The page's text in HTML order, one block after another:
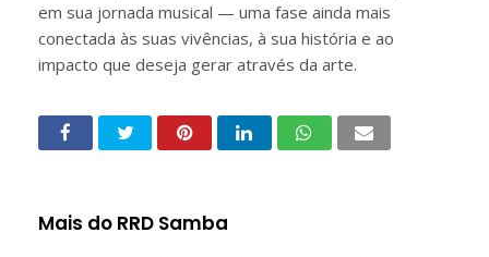
em sua jornada musical — uma fase ainda mais
conectada às suas vivências, à sua história e ao
impacto que deseja gerar através da arte.
Mais do RRD Samba